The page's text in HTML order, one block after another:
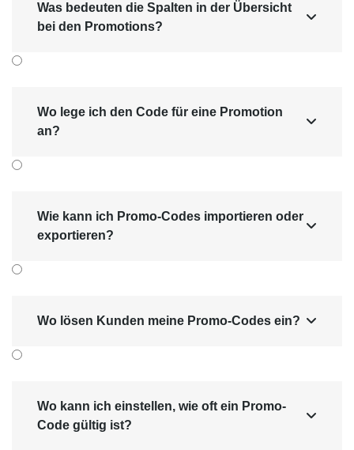
Was bedeuten die Spalten in der Übersicht
bei den Promotions?

Wo lege ich den Code für eine Promotion
an?

Wie kann ich Promo-Codes importieren oder
exportieren?

Wo lösen Kunden meine Promo-Codes ein? 
Wo kann ich einstellen, wie oft ein Promo-
Code gültig ist?
